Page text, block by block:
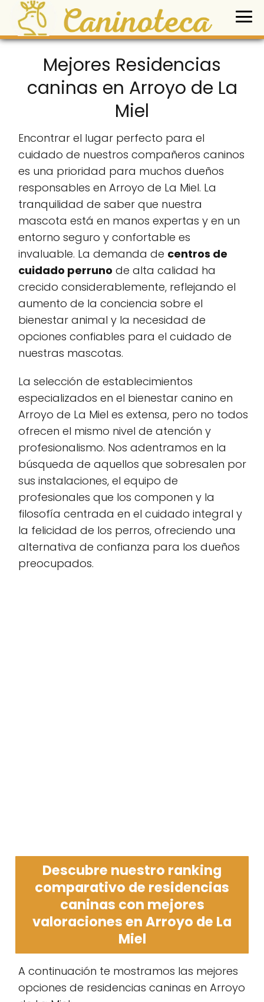
Mejores Residencias
caninas en Arroyo de La
Miel
Encontrar el lugar perfecto para el
cuidado de nuestros compañeros caninos
es una prioridad para muchos dueños
responsables en Arroyo de La Miel. La
tranquilidad de saber que nuestra
mascota está en manos expertas y en un
entorno seguro y confortable es
invaluable. La demanda de centros de
cuidado perruno de alta calidad ha
crecido considerablemente, reflejando el
aumento de la conciencia sobre el
bienestar animal y la necesidad de
opciones confiables para el cuidado de
nuestras mascotas.
La selección de establecimientos
especializados en el bienestar canino en
Arroyo de La Miel es extensa, pero no todos
ofrecen el mismo nivel de atención y
profesionalismo. Nos adentramos en la
búsqueda de aquellos que sobresalen por
sus instalaciones, el equipo de
profesionales que los componen y la
filosofía centrada en el cuidado integral y
la felicidad de los perros, ofreciendo una
alternativa de confianza para los dueños
preocupados.
Descubre nuestro ranking
comparativo de residencias
caninas con mejores
valoraciones en Arroyo de La
Miel
A continuación te mostramos las mejores
opciones de residencias caninas en Arroyo